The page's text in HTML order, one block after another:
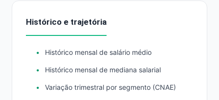
Histórico e trajetória
Histórico mensal de salário médio
Histórico mensal de mediana salarial
Variação trimestral por segmento (CNAE)